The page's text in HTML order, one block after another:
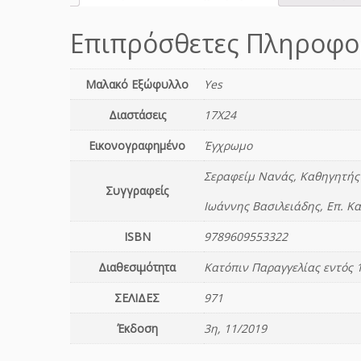
Επιπρόσθετες
Μαλακό Εξώφυλλο
Yes
Διαστάσεις
17Χ24
Εικονογραφημένο
Έγχρωμο
Συγγραφείς
Σεραφείμ Νανάς,
Ιωάννης Βασιλειάδης, Επ.
ISBN
9789609553322
Διαθεσιμότητα
Κατόπιν Παραγγελίας
ΣΕΛΙΔΕΣ
971
Έκδοση
3η, 11/2019